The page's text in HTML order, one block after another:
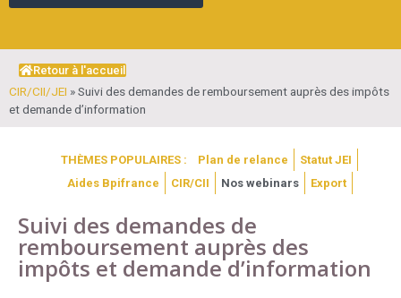
Retour à l'accueil
CIR/CII/JEI »Suivi des demandes de remboursement auprès des impôts
et demande d’information
THÈMES POPULAIRES : Plan de relance
Statut JEI
Aides Bpifrance
CIR/CII Nos webinars Export
Suivi des demandes de
remboursement auprès des
impôts et demande d’information